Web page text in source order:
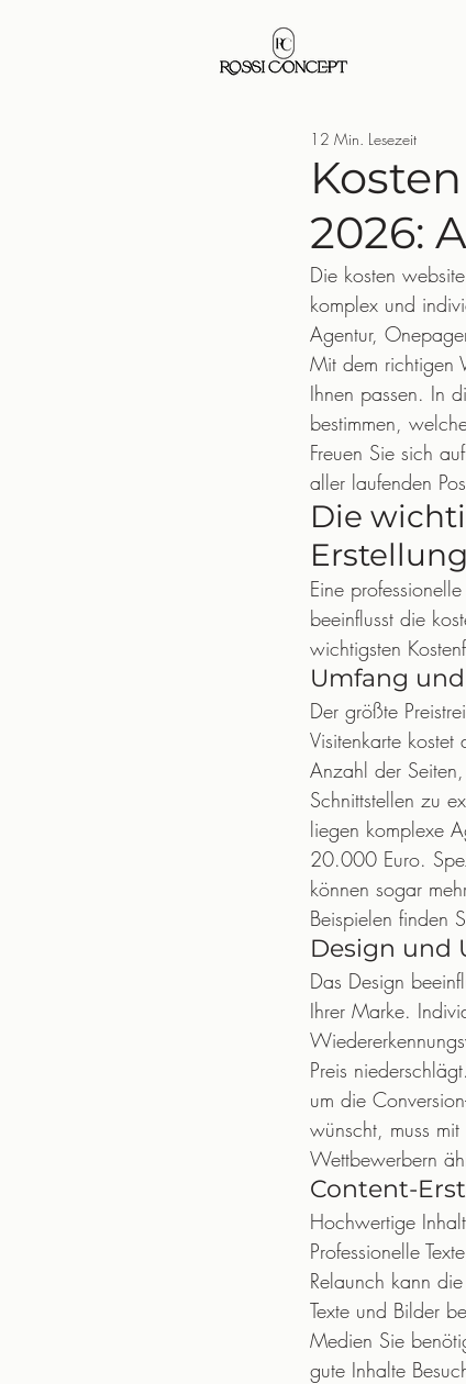
2026:
12 Min. Lesezeit
Die kosten
komplex und
Agentur,
Mit dem richtigen
Ihnen passen. In
bestimmen,
Freuen Sie sich
aller laufenden
Die
Eine
beeinflusst die
wichtigsten
Umfang
Der größte
Visitenkarte
Anzahl der
Schnittstellen zu
liegen komplexe
20.000 Euro.
können sogar
Beispielen finden
Design und
Das Design
Ihrer Marke.
Preis
um die
wünscht, muss
Wettbewerbern
Content-
Hochwertige
Professionelle
Relaunch kann
Texte und Bilder
Medien Sie
gute Inhalte